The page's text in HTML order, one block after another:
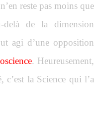
reste pas moins que
delà de la dimension
agi d’une opposition
. Heureusement,
c’est la Science qui l’a